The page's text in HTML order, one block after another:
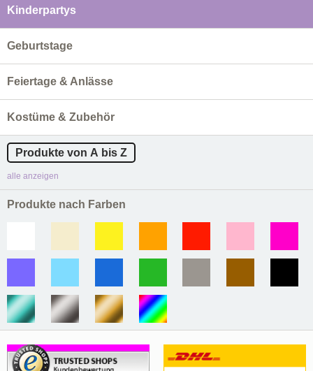
Kinderpartys
Geburtstage
Feiertage & Anlässe
Kostüme & Zubehör
Produkte von A bis Z
alle anzeigen
Produkte nach Farben